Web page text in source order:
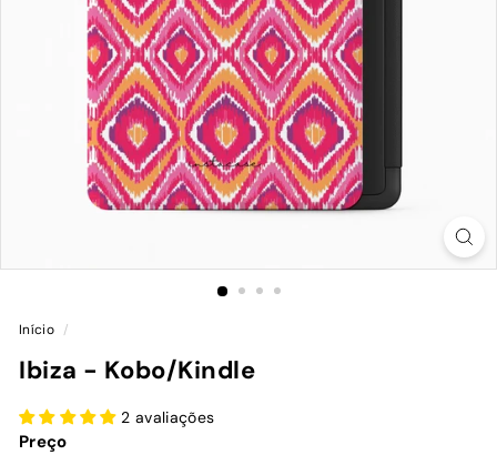
Início /
Ibiza - Kobo/Kindle
2 avaliações
Preço